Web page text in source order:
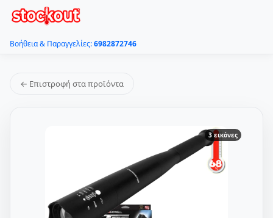
Βοήθεια & Παραγγελίες:6982872746
← Επιστροφή στα προϊόντα
3 εικόνες